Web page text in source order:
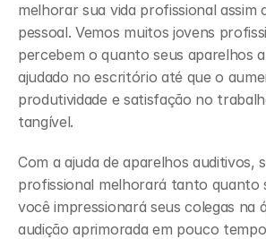
melhorar sua vida profissional assim
pessoal. Vemos muitos jovens
percebem o quanto seus aparelhos
ajudado no escritório até que o
produtividade e satisfação no
tangível.
Com a ajuda de aparelhos auditivos,
profissional melhorará tanto quanto
você impressionará seus colegas na
audição aprimorada em pouco